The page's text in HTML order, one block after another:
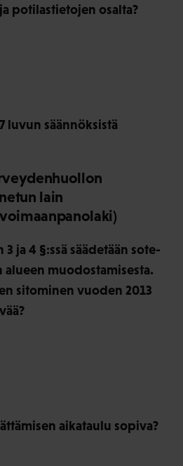
potilastietojen osalta?
luvun säännöksistä
lain
ja 4 §:ssä säädetään sote-
alueen muodostamisesta.
sitominen vuoden 2013
aikataulu sopiva?